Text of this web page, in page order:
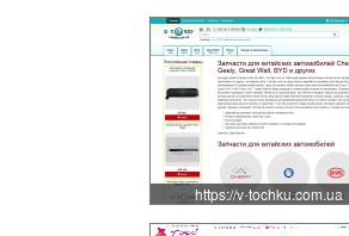
https://v-tochku.com.ua